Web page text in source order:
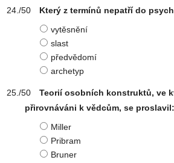
Který z termínů nepatří do
vytěsnění
slast
předvědomí
archetyp
Teorií osobních konstruktů, ve
přirovnáváni k vědcům, se proslavil:
Miller
Pribram
Bruner